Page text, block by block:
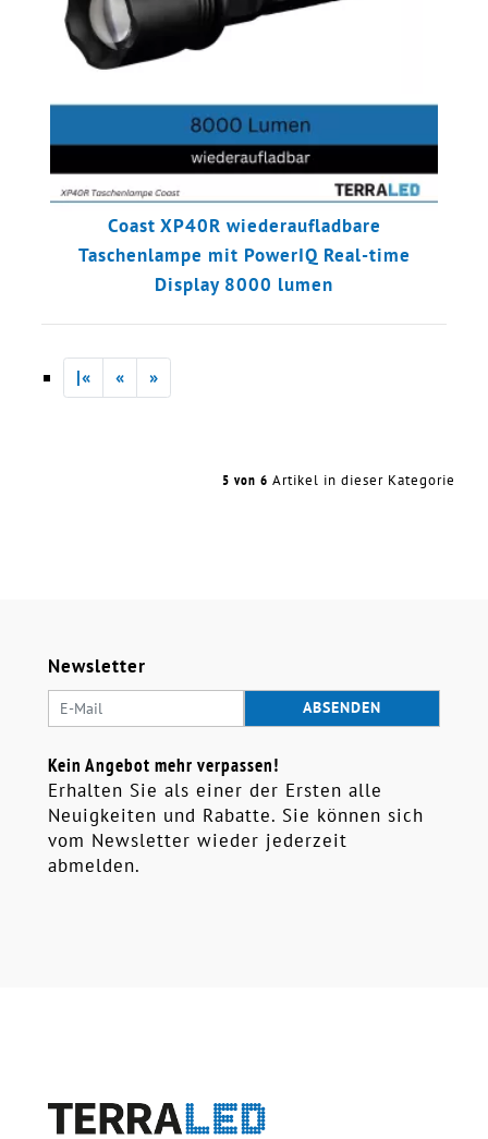
Coast XP40R wiederaufladbare
Taschenlampe mit PowerIQ Real-time
Display 8000 lumen
|« « »
5 von 6 Artikel in dieser Kategorie
Newsletter
Kein Angebot mehr verpassen!
Erhalten Sie als einer der Ersten alle
Neuigkeiten und Rabatte. Sie können sich
vom Newsletter wieder jederzeit
abmelden.